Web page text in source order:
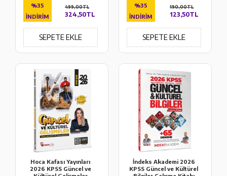
%35
İNDIRIM
324,50TL
499,00TL
SEPETE EKLE
Deneme
%35
İNDIRIM
123,50TL
190,00TL
SEPETE EKLE
Hoca Kafası Yayınları
2026 KPSS Güncel ve
İndeks Akademi 2026
KPSS Güncel ve Kültürel